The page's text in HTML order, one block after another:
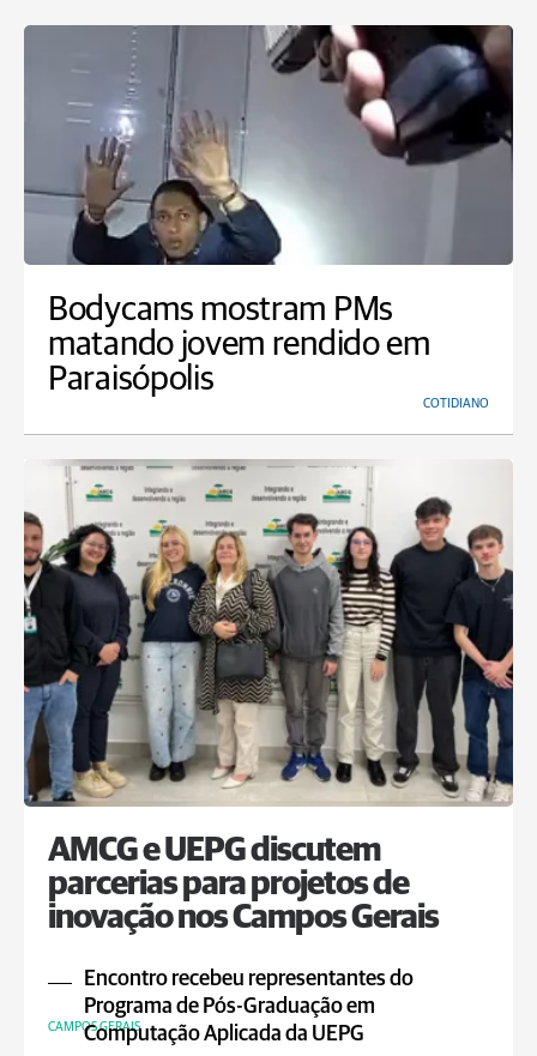
Bodycams mostram PMs
matando jovem rendido em
Paraisópolis
COTIDIANO
AMCG e UEPG discutem
parcerias para projetos de
inovação nos Campos Gerais
Encontro recebeu representantes do
Programa de Pós-Graduação em
Computação Aplicada da UEPG
CAMPOS GERAIS